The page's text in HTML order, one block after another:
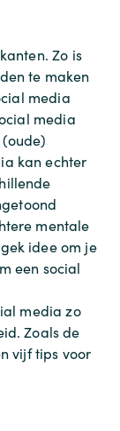
Zo is
te maken
media
media
kan echter
mentale
idee om je
een social
media zo
Zoals de
vijf tips voor